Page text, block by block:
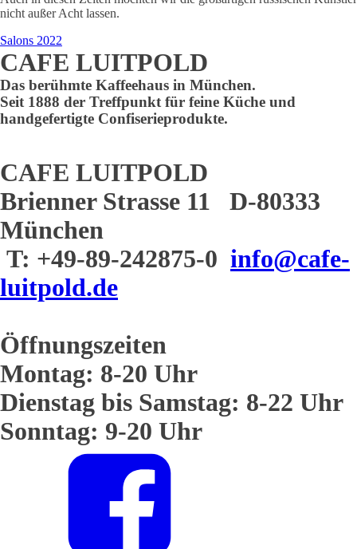
nicht außer Acht lassen.
Salons 2022
CAFE LUITPOLD
Das berühmte Kaffeehaus in München.
Seit 1888 der Treffpunkt für feine Küche und
handgefertigte Confiserieprodukte.
CAFE LUITPOLD
Brienner Strasse 11 D-80333
München
T: +49-89-242875-0 info@cafe-
luitpold.de
Öffnungszeiten
Montag: 8-20 Uhr
Dienstag bis Samstag: 8-22 Uhr
Sonntag: 9-20 Uhr